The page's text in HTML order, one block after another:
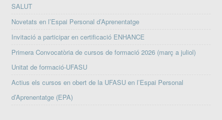
SALUT
Novetats en l’Espai Personal d’Aprenentatge
Invitació a participar en certificació ENHANCE
Primera Convocatòria de cursos de formació 2026 (març a juliol)
Unitat de formació-UFASU
Actius els cursos en obert de la UFASU en l’Espai Personal
d’Aprenentatge (EPA)